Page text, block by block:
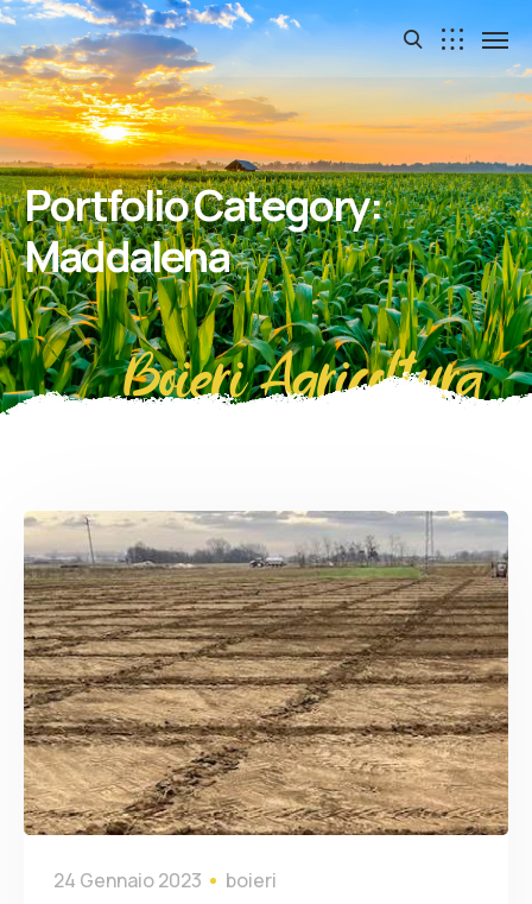
Portfolio Category:
Maddalena
Boieri Agricoltura
24 Gennaio 2023 boieri